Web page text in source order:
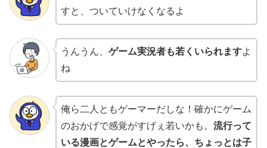
すと、ついていけなくなるよ
うんうん、 ゲーム実況者も若くいられますよ
ね
俺ら二人ともゲーマーだしな！確かにゲーム
のおかげで感覚がすげぇ若いかも。 流行って
いる漫画とゲームとやったら、ちょっとは子